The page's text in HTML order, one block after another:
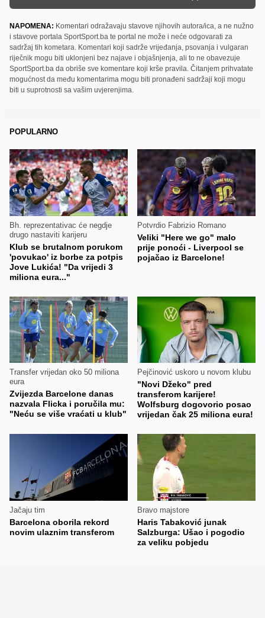
NAPOMENA: Komentari odražavaju stavove njihovih autora/ica, a ne nužno
i stavove portala SportSport.ba te portal ne može i neće odgovarati za
sadržaj tih kometara. Komentari koji sadrže vrijeđanja, psovanja i vulgaran
riječnik mogu biti uklonjeni bez najave i objašnjenja, ali to ne obavezuje
SportSport.ba da obriše sve komentare koji krše pravila. Čitanjem prihvatate
mogućnost da među komentarima mogu biti pronađeni sadržaji koji mogu
biti u suprotnosti sa vašim uvjerenjima.
POPULARNO
Bh. reprezentativac će negdje
drugo nastaviti karijeru
Klub se brutalnom porukom
'povukao' iz borbe za potpis
Jove Lukića! "Da vrijedi 3
miliona eura..."
Potvrdio Fabrizio Romano
Veliki "Here we go" malo
prije ponoći - Liverpool se
pojačao iz Barcelone!
Transfer vrijedan oko 50 miliona
eura
Zvijezda Barcelone danas
nazvala Flicka i poručila mu:
"Neću se više vraćati u klub"
Pejčinović uskoro u novom klubu
"Novi Džeko" pred
transferom karijere!
Wolfsburg dogovorio posao
vrijedan čak 25 miliona eura!
Jačaju tim
Barcelona oborila rekord
novim ulaznim transferom
Bravo majstore
Haris Tabaković junak
Salzburga: Ušao i pogodio
za veliku pobjedu